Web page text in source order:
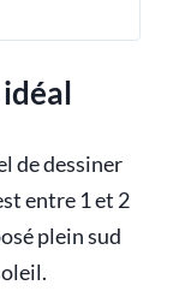
de dessiner
entre 1 et 2
plein sud